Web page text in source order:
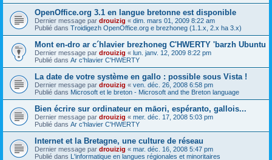
OpenOffice.org 3.1 en langue bretonne est disponible
Dernier message par drouizig « dim. mars 01, 2009 8:22 am
Publié dans Troidigezh OpenOffice.org e brezhoneg (1.1.x, 2.x ha 3.x)
Mont en-dro ar c´hlavier brezhoneg C'HWERTY 'barzh Ubuntu
Dernier message par drouizig « lun. janv. 12, 2009 8:22 pm
Publié dans Ar c'hlavier C'HWERTY
La date de votre système en gallo : possible sous Vista !
Dernier message par drouizig « ven. déc. 26, 2008 6:58 pm
Publié dans Microsoft et le breton - Microsoft and the Breton language
Bien écrire sur ordinateur en māori, espéranto, gallois...
Dernier message par drouizig « mer. déc. 17, 2008 5:03 pm
Publié dans Ar c'hlavier C'HWERTY
Internet et la Bretagne, une culture de réseau
Dernier message par drouizig « mar. déc. 16, 2008 5:47 pm
Publié dans L'informatique en langues régionales et minoritaires